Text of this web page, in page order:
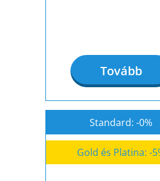
Tovább
Standard: -0%
Gold és Platina: -